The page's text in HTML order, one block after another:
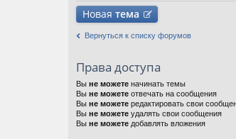
Новая тема
Вернуться к списку форумов
Права доступа
Вы не можете начинать темы
Вы не можете отвечать на сообщения
Вы не можете редактировать свои
Вы не можете удалять свои сообщения
Вы не можете добавлять вложения